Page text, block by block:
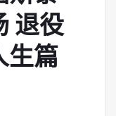
退役
生篇